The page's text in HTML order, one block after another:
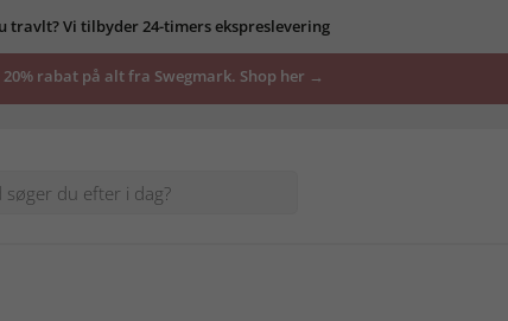
travlt? Vi tilbyder 24-timers ekspreslevering
rabat på alt fra Swegmark. Shop her →